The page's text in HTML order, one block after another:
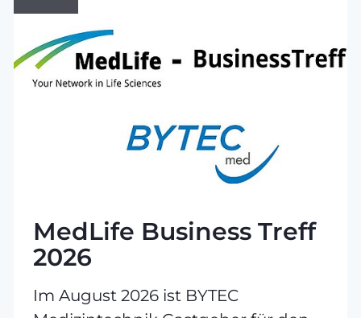
MedLife Business Treff
2026
Im August 2026 ist BYTEC